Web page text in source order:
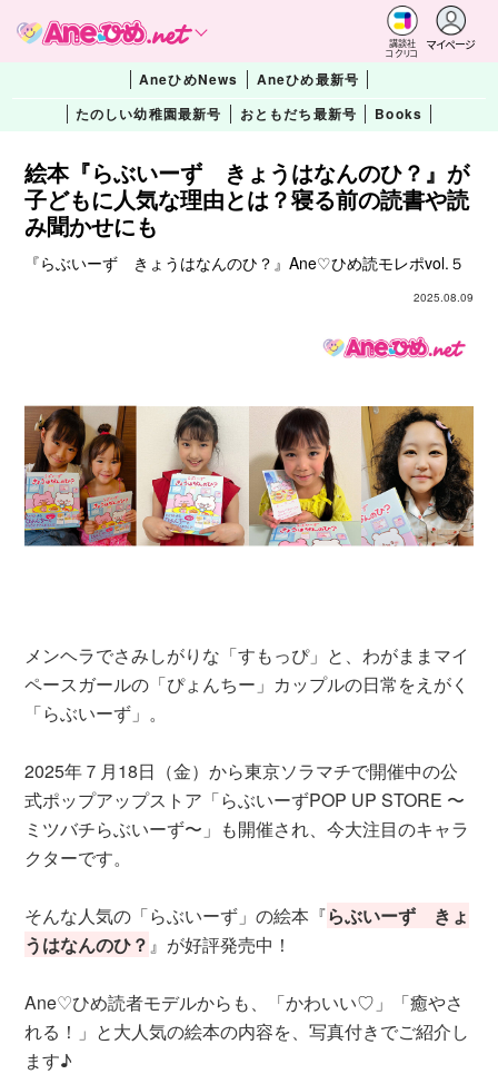
講談社
コクリコ
マイページ
AneひめNews
Aneひめ最新号
たのしい幼稚園最新号
おともだち最新号 Books
絵本『らぶいーず きょうはなんのひ？』が
子どもに人気な理由とは？寝る前の読書や読
み聞かせにも
『らぶいーず きょうはなんのひ？』Ane♡ひめ読モレポvol.５
2025.08.09
メンヘラでさみしがりな「すもっぴ」と、わがままマイ
ペースガールの「ぴょんちー」カップルの日常をえがく
「らぶいーず」。
2025年７月18日（金）から東京ソラマチで開催中の公
式ポップアップストア「らぶいーずPOP UP STORE 〜
ミツバチらぶいーず〜」も開催され、今大注目のキャラ
クターです。
そんな人気の「らぶいーず」の絵本『らぶいーず きょ
うはなんのひ？ 』が好評発売中！
Ane♡ひめ読者モデルからも、「かわいい♡」「癒やさ
れる！」と大人気の絵本の内容を、写真付きでご紹介し
ます♪